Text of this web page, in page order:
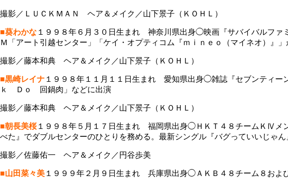
撮影／ＬＵＣＫＭＡＮ ヘア＆メイク／山下景子（ＫＯＨＬ）
■葵わかな １９９８年６月３０日生まれ 神奈川県出身◯映画『サバイバルファ
Ｍ「アート引越センター」「ケイ・オプティコム『ｍｉｎｅｏ（マイネオ）』」
撮影／藤本和典 ヘア＆メイク／山下景子（ＫＯＨＬ）
■黒崎レイナ １９９８年１１月１１日生まれ 愛知県出身◯雑誌『セブンティー
ｋ Ｄｏ 回鍋肉」などに出演
撮影／藤本和典 ヘア＆メイク／山下景子（ＫＯＨＬ）
■朝長美桜１９９８年５月１７日生まれ 福岡県出身◯ＨＫＴ４８チームＫⅣメ
べた』でダブルセンターのひとりを務める。最新シングル『バグっていいじゃん
撮影／佐藤佑一 ヘア＆メイク／円谷歩美
■山田菜々美 １９９９年２月９日生まれ 兵庫県出身◯ＡＫＢ４８チーム８およ